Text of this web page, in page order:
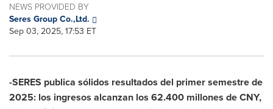
NEWS PROVIDED BY
Seres Group Co.,Ltd.
Sep 03, 2025, 17:53 ET
-SERES publica sólidos resultados del primer semestre de
2025: los ingresos alcanzan los 62.400 millones de CNY,